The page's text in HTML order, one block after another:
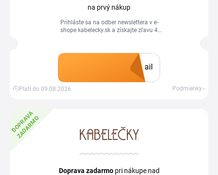
na prvý nákup
Prihláste sa na odber newslettera v e-
shope kabelecky.sk a získajte zľavu 4
ail
Platí do 09.08.2026 Podmienky
D
O
P
R
A
V
A
Z
A
D
A
R
M
O
Doprava zadarmopri nákupe nad